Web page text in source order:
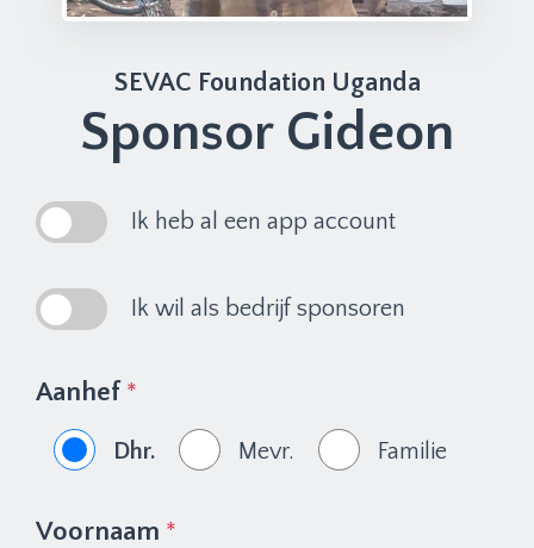
SEVAC Foundation Uganda
Sponsor Gideon
Ik heb al een app account
Ik wil als bedrijf sponsoren
Aanhef *
Dhr. Mevr. Familie
Voornaam *